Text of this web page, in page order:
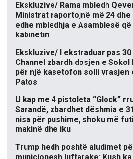
Ekskluzive/ Rama mbledh
Ministrat raportojnë më 24
edhe mbledhja e Asamblesë
kabinetin
Ekskluzive/ I ekstraduar pas
Channel zbardh dosjen e Sokol
për një kasetofon solli vrasjen
Patos
U kap me 4 pistoleta “Glock”
Sarandë, zbardhet dëshmia e
nisa për pushime, shoku më
makinë dhe iku
Trump hedh poshtë aludimet
municionesh luftarake: Kush